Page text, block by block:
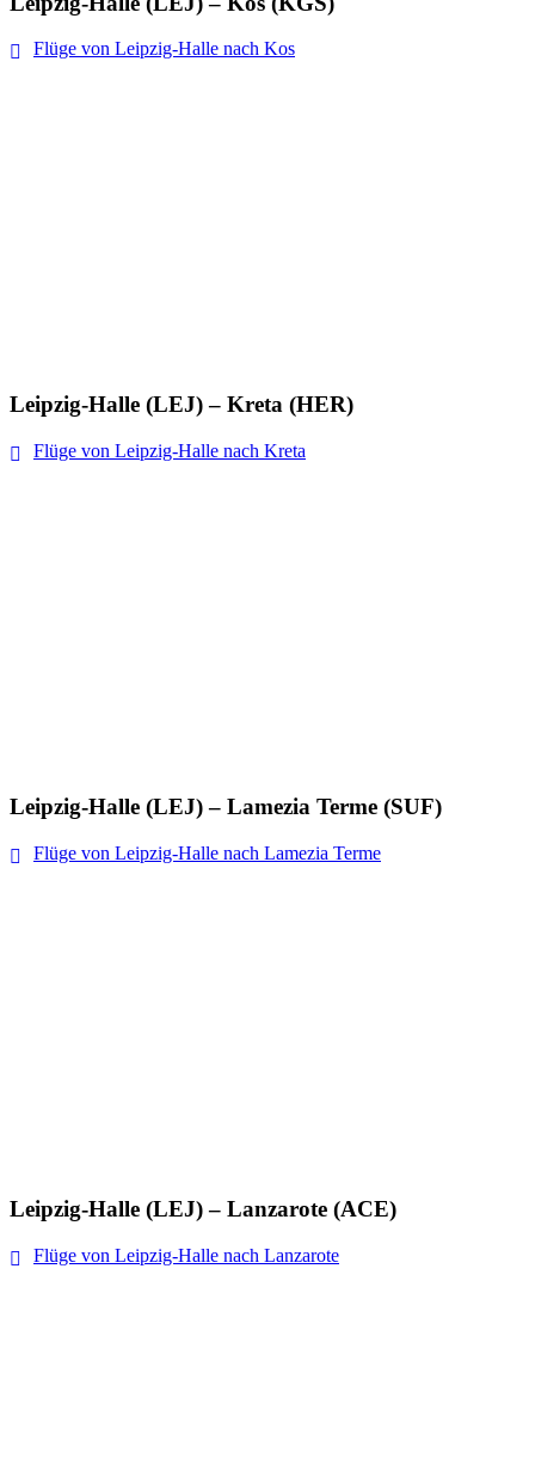
Flüge von Leipzig-Halle nach Kos
Leipzig-Halle (LEJ) – Kreta (HER)
Flüge von Leipzig-Halle nach Kreta
Leipzig-Halle (LEJ) – Lamezia Terme (SUF)
Flüge von Leipzig-Halle nach Lamezia Terme
Leipzig-Halle (LEJ) – Lanzarote (ACE)
Flüge von Leipzig-Halle nach Lanzarote